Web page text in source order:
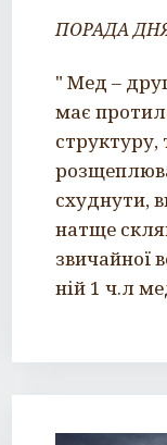
ПОРАДА
" Мед –
має
схуднути,
натще
звичайної
ній 1 ч.л